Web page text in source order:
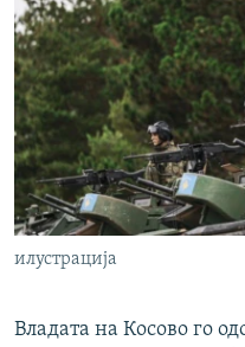
илустрација
Владата на Косово го